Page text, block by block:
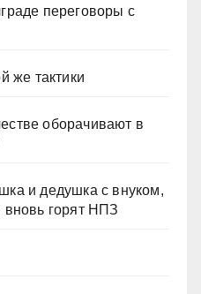
переговоры с
же тактики
оборачивают в
и дедушка с внуком,
горят НПЗ